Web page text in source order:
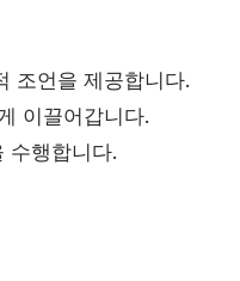
조언을 제공합니다.
이끌어갑니다.
수행합니다.